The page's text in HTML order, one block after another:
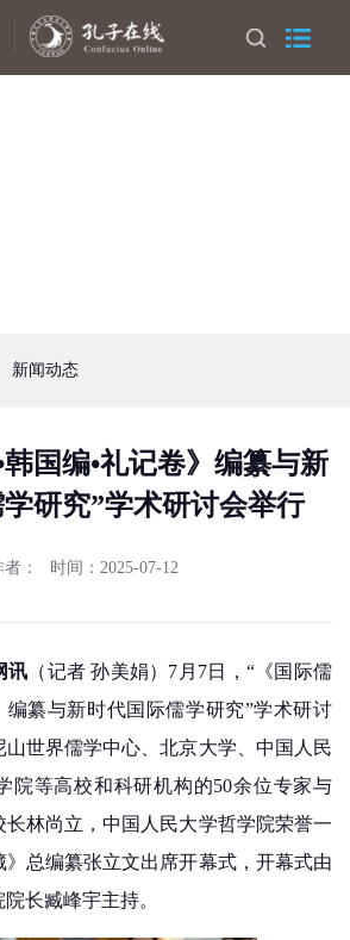
新闻动态
国编•礼记卷》编纂与新
研究”学术研讨会举行
： 时间：2025-07-12
讯 （记者 孙美娟）7月7日，“《国际儒
编纂与新时代国际儒学研究”学术研讨
世界儒学中心、北京大学、中国人民
院等高校和科研机构的50余位专家与
林尚立，中国人民大学哲学院荣誉一
总编纂张立文出席开幕式，开幕式由
长臧峰宇主持。